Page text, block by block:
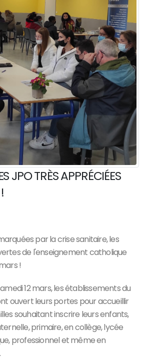
JPO TRÈS APPRÉCIÉES
par la crise sanitaire, les
de l'enseignement catholique
!
12 mars, les établissements du
ouvert leurs portes pour accueillir
souhaitant inscrire leurs enfants,
primaire, en collège, lycée
professionnel et même en